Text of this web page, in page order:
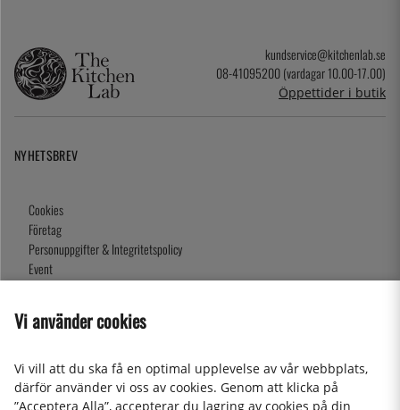
kundservice@kitchenlab.se
08-41095200 (vardagar 10.00-17.00)
Öppettider i butik
NYHETSBREV
Cookies
Företag
Personuppgifter & Integritetspolicy
Event
Om oss
Presentkort
Vi använder cookies
Vi vill att du ska få en optimal upplevelse av vår webbplats,
därför använder vi oss av cookies. Genom att klicka på
”Acceptera Alla”, accepterar du lagring av cookies på din